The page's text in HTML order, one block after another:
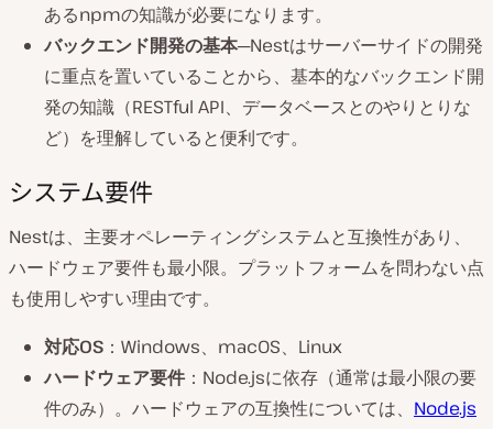
あるnpmの知識が必要になります。
バックエンド開発の基本─Nestはサーバーサイドの開発
に重点を置いていることから、基本的なバックエンド開
発の知識（RESTful API、データベースとのやりとりな
ど）を理解していると便利です。
システム要件
Nestは、主要オペレーティングシステムと互換性があり、
ハードウェア要件も最小限。プラットフォームを問わない点
も使用しやすい理由です。
対応OS ：Windows、macOS、Linux
ハードウェア要件 ：Node.jsに依存（通常は最小限の要
件のみ）。ハードウェアの互換性については、 Node.js